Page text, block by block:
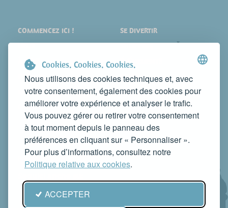
Cookies. Cookies. Cookies.
Nous utilisons des cookies techniques et, avec
votre consentement, également des cookies pour
améliorer votre expérience et analyser le trafic.
Vous pouvez gérer ou retirer votre consentement
à tout moment depuis le panneau des
préférences en cliquant sur « Personnaliser ».
Pour plus d’informations, consultez notre
Politique relative aux cookies.
ACCEPTER
COMMENCEZ ICI !
À VOIR
DORMIR
MANGER
SE DIVERTIR
ÉVÉNEMENTS
NEWS
WEB TV
CONTACTS
FAITES CONNAÎTRE VOTRE ACTIVITÉ
CONTACTEZ-NOUS POUR LA PUBLIER SUR CE SITE
info@rivieradelconero.tv
Privacy Policy